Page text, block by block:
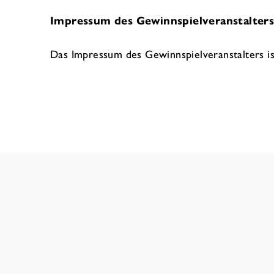
Impressum des Gewinnspielveranstalters
Das Impressum des